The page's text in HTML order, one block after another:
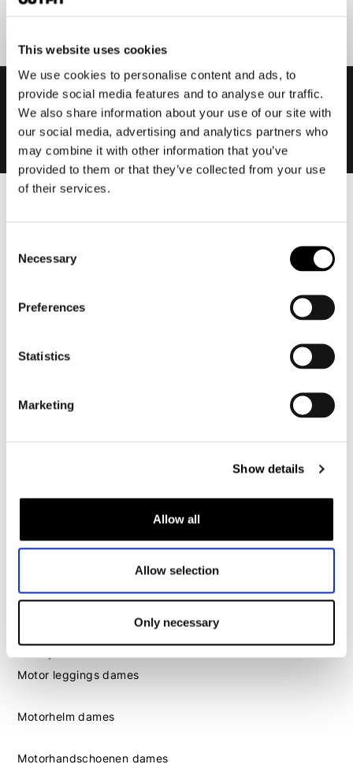
This website uses cookies
We use cookies to personalise content and ads, to
provide social media features and to analyse our traffic.
We also share information about your use of our site with
our social media, advertising and analytics partners who
may combine it with other information that you’ve
provided to them or that they’ve collected from your use
of their services.
Selection
Necessary
Preferences
Statistics
Marketing
Show details
Allow all
Allow selection
Only necessary
Motorjas heren
Motorpak heren
Dames
Motor leggings dames
Motorhelm dames
Motorhandschoenen dames